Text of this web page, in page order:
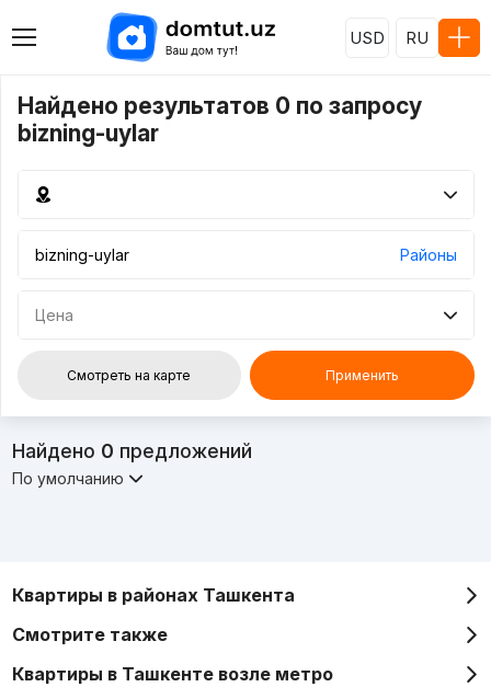
USD RU
Найдено результатов 0 по запросу
bizning-uylar
Районы
Цена
Смотреть на карте Применить
Найдено 0 предложений
По умолчанию
Квартиры в районах Ташкента
Смотрите также
Квартиры в Ташкенте возле метро